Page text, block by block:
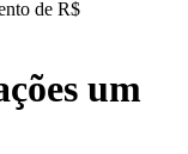
de R$
um